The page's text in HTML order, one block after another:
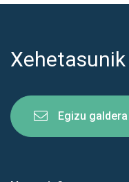
Egizu galdera